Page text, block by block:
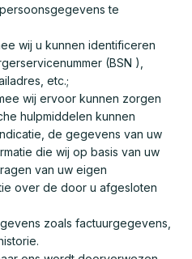
te
wij u kunnen identificeren
(BSN ),
etc.;
wij ervoor kunnen zorgen
hulpmiddelen kunnen
de gegevens van uw
die wij op basis van uw
van uw eigen
over de door u afgesloten
zoals factuurgegevens,